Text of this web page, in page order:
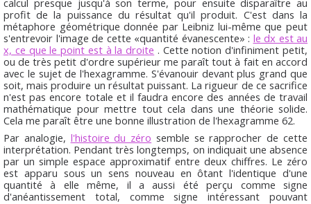
profit de la puissance du résultat qu'il produit. C'est dans la
métaphore géométrique donnée par Leibniz lui-même que peut
s'entrevoir l'image de cette «quantité évanescente» : le dx est au
x, ce que le point est à la droite . Cette notion d'infiniment petit,
ou de très petit d'ordre supérieur me paraît tout à fait en accord
avec le sujet de l'hexagramme. S'évanouir devant plus grand que
soit, mais produire un résultat puissant. La rigueur de ce sacrifice
n'est pas encore totale et il faudra encore des années de travail
mathématique pour mettre tout cela dans une théorie solide.
Cela me paraît être une bonne illustration de l'hexagramme 62.
Par analogie, l'histoire du zéro semble se rapprocher de cette
interprétation. Pendant très longtemps, on indiquait une absence
par un simple espace approximatif entre deux chiffres. Le zéro
est apparu sous un sens nouveau en ôtant l'identique d'une
quantité à elle même, il a aussi été perçu comme signe
d'anéantissement total, comme signe intéressant pouvant